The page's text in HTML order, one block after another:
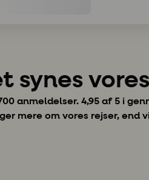
synes
anmeldelser. 4,95 af 5 i
mere om vores rejser, end